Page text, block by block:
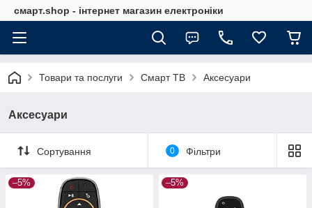
смарт.shop - інтернет магазин електроніки
Товари та послуги Смарт ТВ Аксесуари
Аксесуари
Сортування 0 Фільтри
–5% –5%